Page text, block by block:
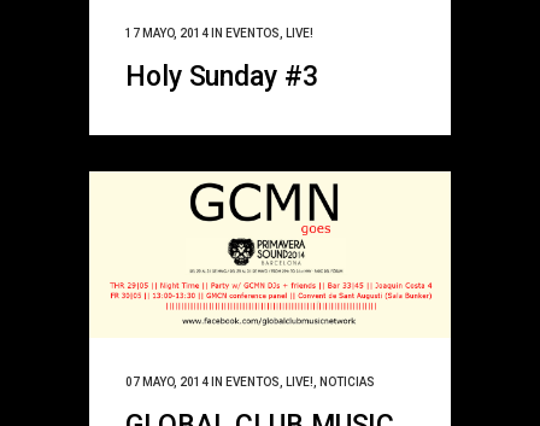
17 MAYO, 2014 IN EVENTOS, LIVE!
Holy Sunday #3
07 MAYO, 2014 IN EVENTOS LIVE! NOTICIAS